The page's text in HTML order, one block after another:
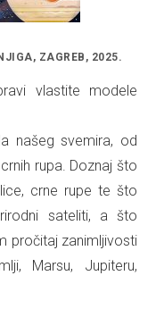
ZAGREB, 2025.
vlastite modele
našeg svemira, od
rupa. Doznaj što
crne rupe te što
sateliti, a što
pročitaj zanimljivosti
Marsu, Jupiteru,